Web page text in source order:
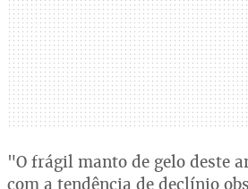
"O frágil manto de gelo deste
com a tendência de declínio